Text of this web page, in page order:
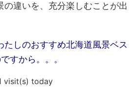
の違いを、充分楽しむことが出
たしのおすすめ北海道風景ベス
すから。。。
visit(s) today